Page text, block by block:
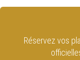
Réservez vos